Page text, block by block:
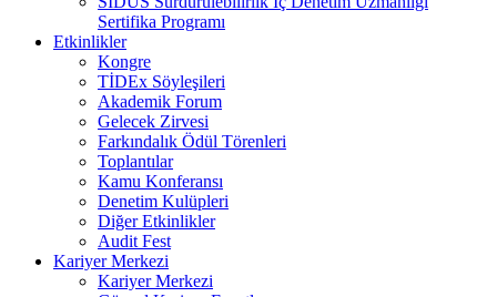
Sertifika Programı
Etkinlikler
Kongre
TİDEx Söyleşileri
Akademik Forum
Gelecek Zirvesi
Farkındalık Ödül Törenleri
Toplantılar
Kamu Konferansı
Denetim Kulüpleri
Diğer Etkinlikler
Audit Fest
Kariyer Merkezi
Kariyer Merkezi